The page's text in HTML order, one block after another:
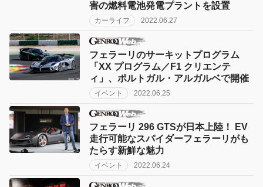
害の燃料電池発電プラントを設置
カーライフ 2022.06.27
フェラーリのサーキットプログラム
「XX プログラム／F1 クリエンテ
ィ」、ポルトガル・アルガルベで開催
イベント 2022.06.25
フェラーリ 296 GTSが日本上陸！ EV
走行可能なスパイダーフェラーリがも
たらす新鮮な魅力
イベント 2022.06.24